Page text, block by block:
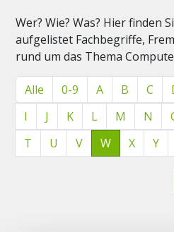
Wer? Wie? Was? Hier finden
aufgelistet Fachbegriffe,
rund um das Thema
Alle 0-9 A B C
I
J K L M N
T
U V W X Y